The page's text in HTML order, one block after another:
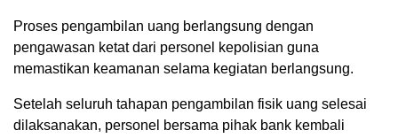
Proses pengambilan uang berlangsung dengan
pengawasan ketat dari personel kepolisian guna
memastikan keamanan selama kegiatan berlangsung.
Setelah seluruh tahapan pengambilan fisik uang selesai
dilaksanakan, personel bersama pihak bank kembali